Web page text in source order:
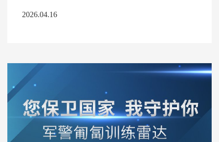
2026.04.16